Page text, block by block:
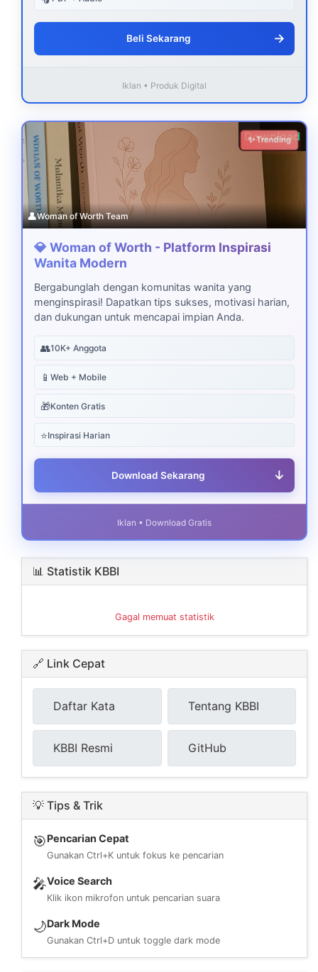
Beli Sekarang →
Iklan • Produk Digital
Download
✨ Trending
👤Woman of Worth Team
💎 Woman of Worth - Platform Inspirasi
Wanita Modern
Bergabunglah dengan komunitas wanita yang
menginspirasi! Dapatkan tips sukses, motivasi harian,
dan dukungan untuk mencapai impian Anda.
👥10K+ Anggota
📱 Web + Mobile
🎁Konten Gratis
⭐Inspirasi Harian
Download Sekarang ↓
Iklan • Download Gratis
📊 Statistik KBBI
Gagal memuat statistik
🔗 Link Cepat
Daftar Kata Tentang KBBI
KBBI Resmi GitHub
💡 Tips & Trik
🎯Pencarian Cepat
Gunakan Ctrl+K untuk fokus ke pencarian
🎤Voice Search
Klik ikon mikrofon untuk pencarian suara
🌙Dark Mode
Gunakan Ctrl+D untuk toggle dark mode